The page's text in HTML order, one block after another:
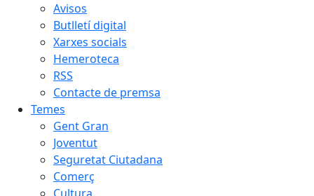
Avisos
Butlletí digital
Xarxes socials
Hemeroteca
RSS
Contacte de premsa
Temes
Gent Gran
Joventut
Seguretat Ciutadana
Comerç